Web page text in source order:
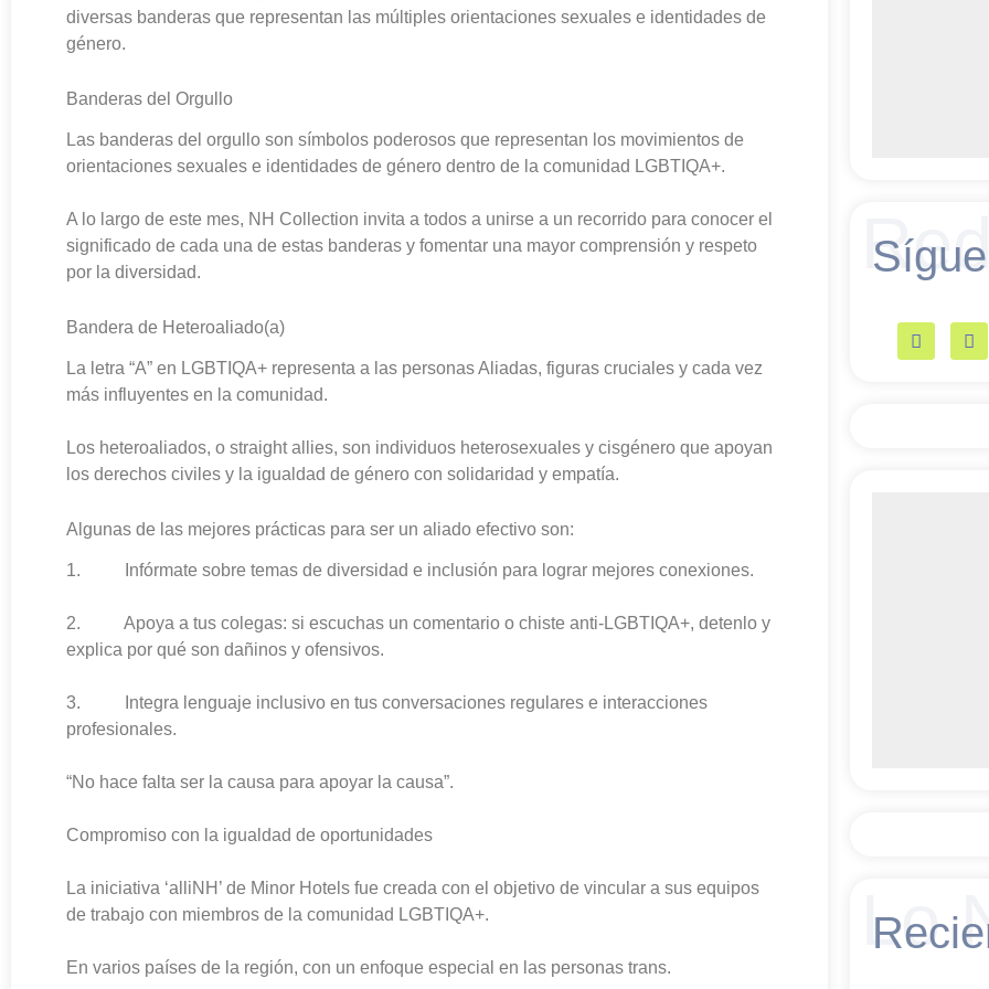
diversas banderas que representan las múltiples orientaciones sexuales e identidades de
género.
Banderas del Orgullo
Las banderas del orgullo son símbolos poderosos que representan los movimientos de
orientaciones sexuales e identidades de género dentro de la comunidad LGBTIQA+.
A lo largo de este mes, NH Collection invita a todos a unirse a un recorrido para conocer el
significado de cada una de estas banderas y fomentar una mayor comprensión y respeto
por la diversidad.
Bandera de Heteroaliado(a)
La letra “A” en LGBTIQA+ representa a las personas Aliadas, figuras cruciales y cada vez
más influyentes en la comunidad.
Los heteroaliados, o straight allies, son individuos heterosexuales y cisgénero que apoyan
los derechos civiles y la igualdad de género con solidaridad y empatía.
Algunas de las mejores prácticas para ser un aliado efectivo son:
1. Infórmate sobre temas de diversidad e inclusión para lograr mejores conexiones.
2. Apoya a tus colegas: si escuchas un comentario o chiste anti-LGBTIQA+, detenlo y
explica por qué son dañinos y ofensivos.
3. Integra lenguaje inclusivo en tus conversaciones regulares e interacciones
profesionales.
“No hace falta ser la causa para apoyar la causa”.
Compromiso con la igualdad de oportunidades
La iniciativa ‘alliNH’ de Minor Hotels fue creada con el objetivo de vincular a sus equipos
de trabajo con miembros de la comunidad LGBTIQA+.
En varios países de la región, con un enfoque especial en las personas trans.
Lo